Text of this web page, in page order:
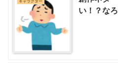
キャラクター
い！？な